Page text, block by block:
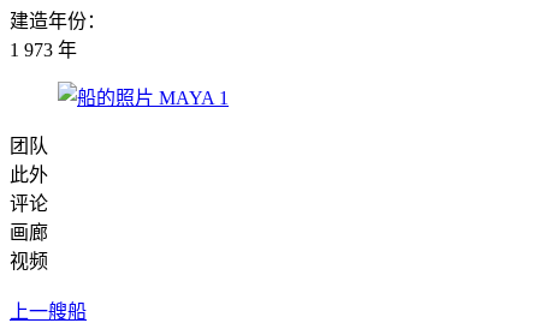
建造年份：
1 973 年
团队
此外
评论
画廊
视频
上一艘船